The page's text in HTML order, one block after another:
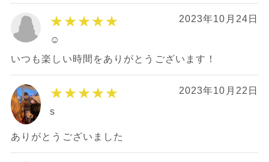
★★★★★ 2023年10月24日
☺︎
いつも楽しい時間をありがとうございます！
★★★★★ 2023年10月22日
s
ありがとうございました